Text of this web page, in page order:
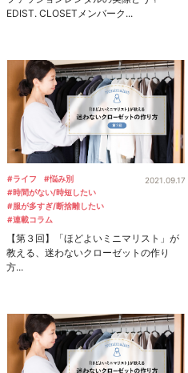
EDIST. CLOSETメンバーク...
#ライフ
#悩み別
#時間がない/時短したい
#服が多すぎ/断捨離したい
#連載コラム
2021.09.17
【第３回】「ほどよいミニマリスト」が
教える、迷わないクローゼットの作り
方...